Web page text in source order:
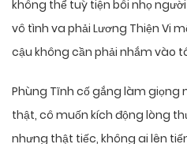
không thể tuỳ tiện bôi nhọ
vô tình va phải Lương Thiện Vi
cậu không cần phải nhắm vào
Phùng Tĩnh cố gắng làm
thật, cô muốn kích động lòng
nhưng thật tiếc, không ai lên